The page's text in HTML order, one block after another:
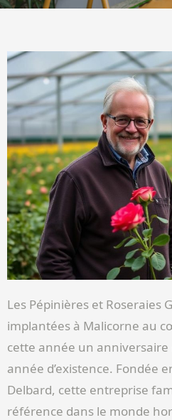
Les Pépinières et Roseraies
implantées à Malicorne au
cette année un
année d’existence. Fondée
Delbard, cette entreprise
référence dans le monde